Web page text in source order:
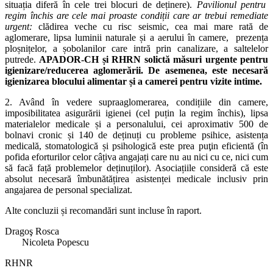
situația diferă în cele trei blocuri de deținere). Pavilionul pentru
regim închis are cele mai proaste condiții care ar trebui remediate
urgent: clădirea veche cu risc seismic, cea mai mare rată de
aglomerare, lipsa luminii naturale și a aerului în camere, prezența
ploșnițelor, a șobolanilor care intră prin canalizare, a saltelelor
putrede. APADOR-CH și RHRN solictă măsuri urgente pentru
igienizare/reducerea aglomerării. De asemenea, este necesară
igienizarea blocului alimentar și a camerei pentru vizite intime.
2. Având în vedere supraaglomerarea, condițiile din camere,
imposibilitatea asigurării igienei (cel puțin la regim închis), lipsa
materialelor medicale și a personalului, cei aproximativ 500 de
bolnavi cronic și 140 de deținuți cu probleme psihice, asistența
medicală, stomatologică și psihologică este prea puţin eficientă (în
pofida eforturilor celor câțiva angajați care nu au nici cu ce, nici cum
să facă față problemelor deținuților). Asociațiile consideră că este
absolut necesară îmbunătățirea asistenței medicale inclusiv prin
angajarea de personal specializat.
Alte concluzii și recomandări sunt incluse în raport.
Dragoş Rosca
Nicoleta Popescu
RHNR